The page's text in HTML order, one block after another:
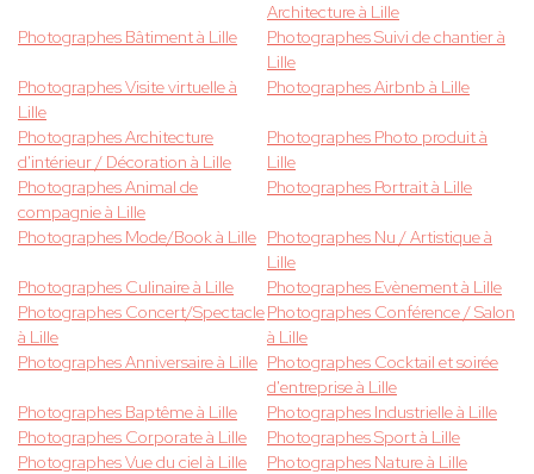
Architecture à Lille
Photographes Bâtiment à Lille
Photographes Suivi de chantier à
Lille
Photographes Visite virtuelle à
Lille
Photographes Airbnb à Lille
Photographes Architecture
d'intérieur / Décoration à Lille
Photographes Photo produit à
Lille
Photographes Animal de
compagnie à Lille
Photographes Portrait à Lille
Photographes Mode/Book à Lille Photographes Nu / Artistique à
Lille
Photographes Culinaire à Lille
Photographes Evènement à Lille
Photographes Concert/Spectacle
à Lille
Photographes Conférence / Salon
à Lille
Photographes Anniversaire à Lille Photographes Cocktail et soirée
d'entreprise à Lille
Photographes Baptême à Lille
Photographes Industrielle à Lille
Photographes Corporate à Lille
Photographes Sport à Lille
Photographes Vue du ciel à Lille
Photographes Nature à Lille